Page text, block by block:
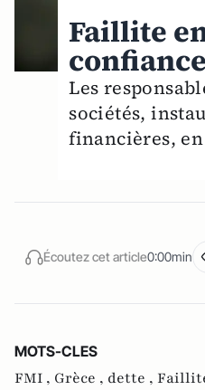
Faillite
Les
sociétés,
financières,
Écoutez cet article0:00min
MOTS-CLES
FMI , Grèce , dette ,